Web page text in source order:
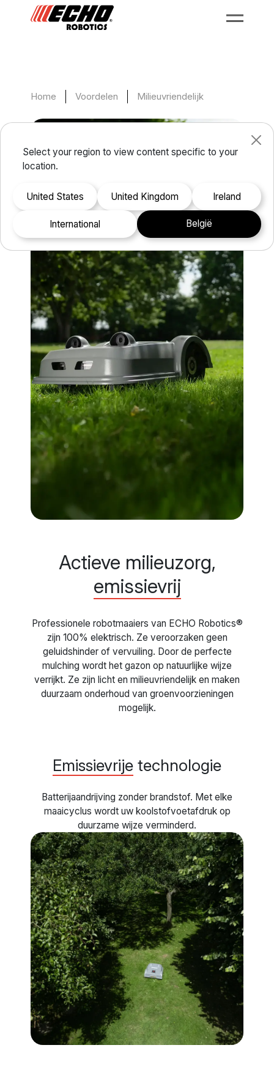
Home Voordelen Milieuvriendelijk
Actieve milieuzorg,
emissievrij
Professionele robotmaaiers van ECHO Robotics®
zijn 100% elektrisch. Ze veroorzaken geen
geluidshinder of vervuiling. Door de perfecte
mulching wordt het gazon op natuurlijke wijze
verrijkt. Ze zijn licht en milieuvriendelijk en maken
duurzaam onderhoud van groenvoorzieningen
mogelijk.
Emissievrije technologie
Batterijaandrijving zonder brandstof. Met elke
maaicyclus wordt uw koolstofvoetafdruk op
duurzame wijze verminderd.
Select your region to view content specific to your
location.
United States United Kingdom Ireland
international België